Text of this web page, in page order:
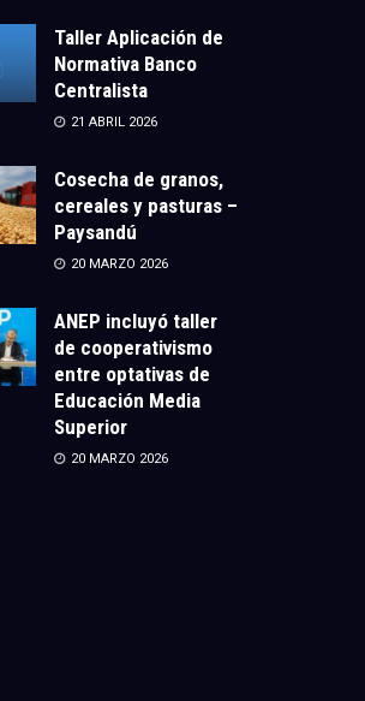
Taller Aplicación de
Normativa Banco
Centralista
21 ABRIL 2026
Cosecha de granos,
cereales y pasturas –
Paysandú
20 MARZO 2026
ANEP incluyó taller
de cooperativismo
entre optativas de
Educación Media
Superior
20 MARZO 2026